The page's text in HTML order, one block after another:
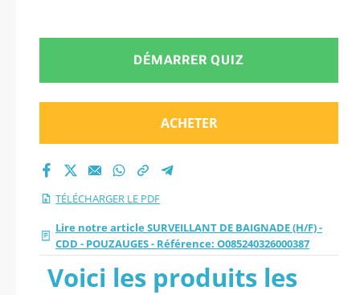
CDD - POUZAUGES -
Référence:
O085240326000387.
DÉMARRER QUIZ
ACHETER
TÉLÉCHARGER LE PDF
Lire notre article SURVEILLANT DE BAIGNADE (H/F) -
CDD - POUZAUGES - Référence: O085240326000387
Voici les produits les